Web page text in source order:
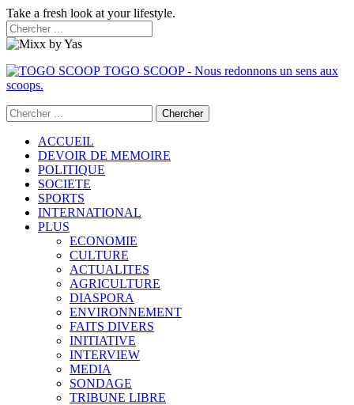
Take a fresh look at your lifestyle.
TOGO SCOOP - Nous redonnons un sens aux
scoops.
ACCUEIL
DEVOIR DE MEMOIRE
POLITIQUE
SOCIETE
SPORTS
INTERNATIONAL
PLUS
ECONOMIE
CULTURE
ACTUALITES
AGRICULTURE
DIASPORA
ENVIRONNEMENT
FAITS DIVERS
INITIATIVE
INTERVIEW
MEDIA
SONDAGE
TRIBUNE LIBRE